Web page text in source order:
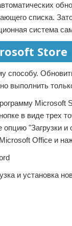
списка.
система
Store
способу.
выполнить
Microsoft
в виде трех
"Загрузки и
Office и
и установка